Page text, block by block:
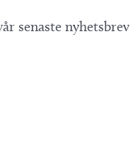
senaste nyhetsbrev